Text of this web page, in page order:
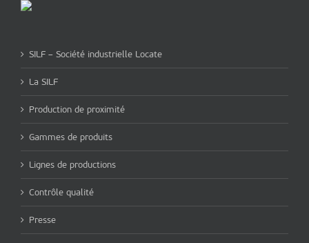
SILF – Société industrielle Locate
La SILF
Production de proximité
Gammes de produits
Lignes de productions
Contrôle qualité
Presse